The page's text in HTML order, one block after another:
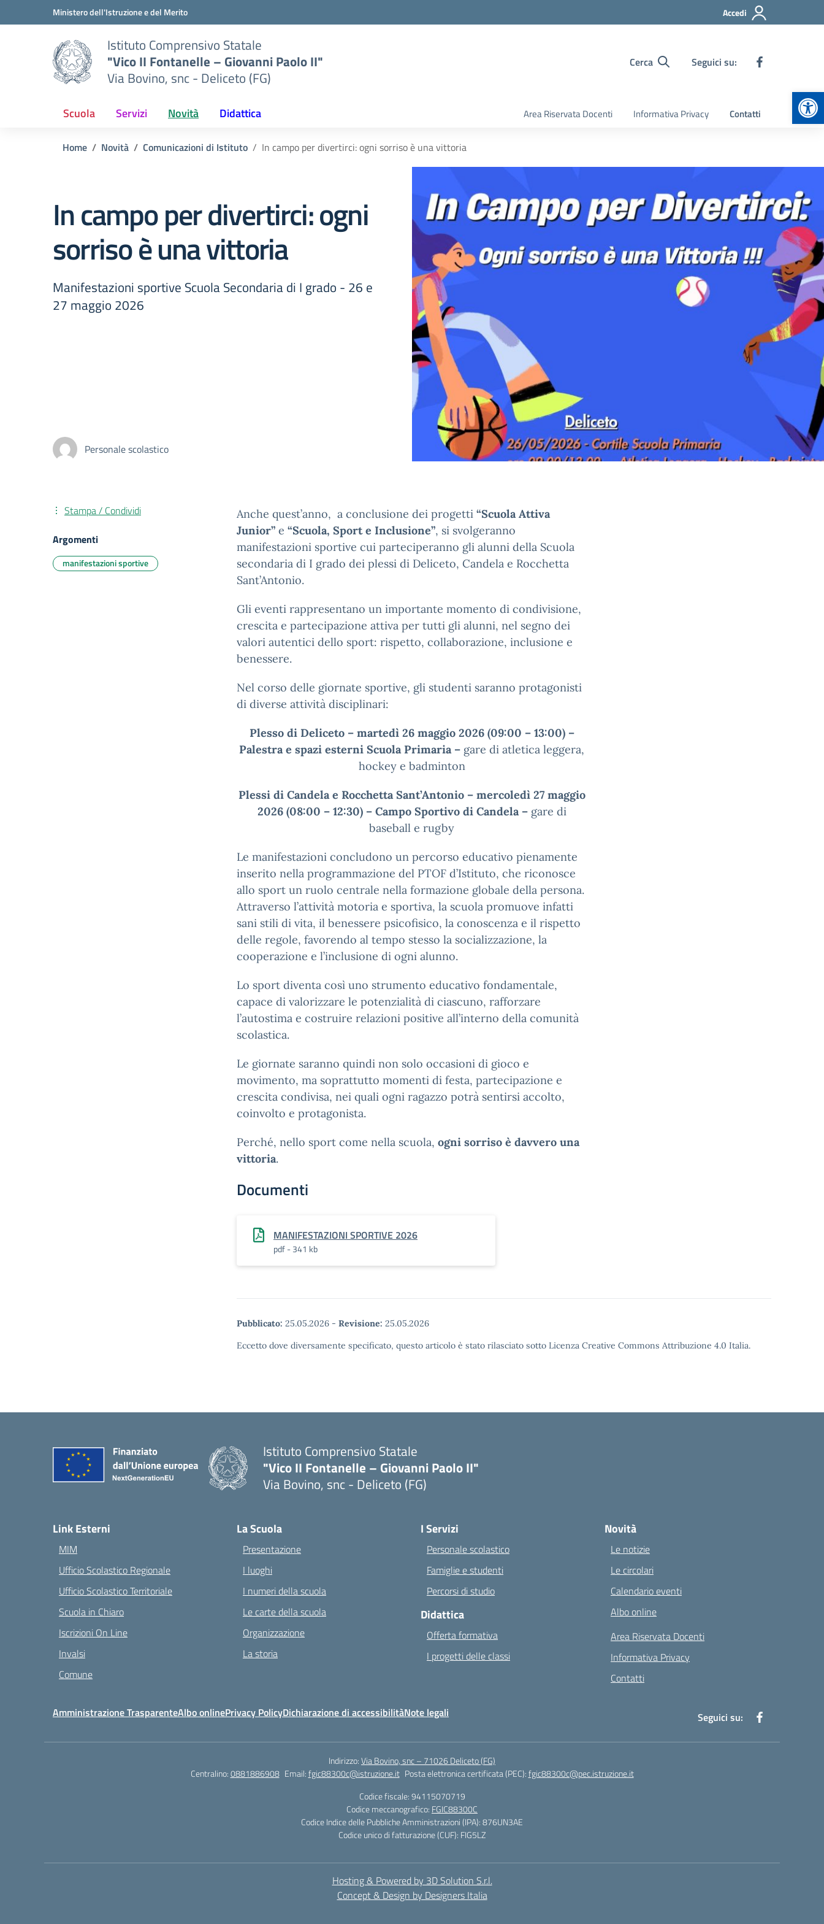
Vai ai contenuti
Vai al menu di navigazioneMinistero dell'Istruzione e del Merito Accedi
Istituto Comprensivo Statale
"Vico II Fontanelle – Giovanni Paolo II"
Via Bovino, snc - Deliceto (FG)
Cerca Seguici su:
Scuola Servizi Novità Didattica Area Riservata Docenti Informativa Privacy Contatti
Home Novità Comunicazioni di Istituto In campo per divertirci: ogni sorriso è una vittoria
In campo per divertirci: ogni
sorriso è una vittoria
Manifestazioni sportive Scuola Secondaria di I grado - 26 e
27 maggio 2026
Personale scolastico
Anche quest’anno, a conclusione dei progetti “Scuola Attiva
Junior” e “Scuola, Sport e Inclusione”, si svolgeranno
manifestazioni sportive cui parteciperanno gli alunni della Scuola
secondaria di I grado dei plessi di Deliceto, Candela e Rocchetta
Sant’Antonio.
Gli eventi rappresentano un importante momento di condivisione,
crescita e partecipazione attiva per tutti gli alunni, nel segno dei
valori autentici dello sport: rispetto, collaborazione, inclusione e
benessere.
Nel corso delle giornate sportive, gli studenti saranno protagonisti
di diverse attività disciplinari:
Plesso di Deliceto – martedì 26 maggio 2026 (09:00 – 13:00) –
Palestra e spazi esterni Scuola Primaria – gare di atletica leggera,
hockey e badminton
Plessi di Candela e Rocchetta Sant’Antonio – mercoledì 27 maggio
2026 (08:00 – 12:30) – Campo Sportivo di Candela – gare di
baseball e rugby
Le manifestazioni concludono un percorso educativo pienamente
inserito nella programmazione del PTOF d’Istituto, che riconosce
allo sport un ruolo centrale nella formazione globale della persona.
Attraverso l’attività motoria e sportiva, la scuola promuove infatti
sani stili di vita, il benessere psicofisico, la conoscenza e il rispetto
delle regole, favorendo al tempo stesso la socializzazione, la
cooperazione e l’inclusione di ogni alunno.
Lo sport diventa così uno strumento educativo fondamentale,
capace di valorizzare le potenzialità di ciascuno, rafforzare
l’autostima e costruire relazioni positive all’interno della comunità
scolastica.
Le giornate saranno quindi non solo occasioni di gioco e
movimento, ma soprattutto momenti di festa, partecipazione e
crescita condivisa, nei quali ogni ragazzo potrà sentirsi accolto,
coinvolto e protagonista.
Perché, nello sport come nella scuola, ogni sorriso è davvero una
vittoria.
Documenti
MANIFESTAZIONI SPORTIVE 2026
pdf - 341 kb
Pubblicato: 25.05.2026 - Revisione: 25.05.2026
Eccetto dove diversamente specificato, questo articolo è stato rilasciato sotto Licenza Creative Commons Attribuzione 4.0 Italia.
Stampa / Condividi
Argomenti
manifestazioni sportive
Istituto Comprensivo Statale
"Vico II Fontanelle – Giovanni Paolo II"
Via Bovino, snc - Deliceto (FG)
Link Esterni
MIM
Ufficio Scolastico Regionale
Ufficio Scolastico Territoriale
Scuola in Chiaro
Iscrizioni On Line
Invalsi
Comune
La Scuola
Presentazione
I luoghi
I numeri della scuola
Le carte della scuola
Organizzazione
La storia
I Servizi
Personale scolastico
Famiglie e studenti
Percorsi di studio
Didattica
Offerta formativa
I progetti delle classi
Novità
Le notizie
Le circolari
Calendario eventi
Albo online
Area Riservata Docenti
Informativa Privacy
Contatti
Amministrazione TrasparenteAlbo onlinePrivacy PolicyDichiarazione di accessibilitàNote legali Seguici su:
Indirizzo:Via Bovino, snc – 71026 Deliceto (FG)
Centralino:0881886908 Email:fgic88300c@istruzione.it Posta elettronica certificata (PEC):fgic88300c@pec.istruzione.it
Codice fiscale: 94115070719
Codice meccanografico: FGIC88300C
Codice Indice delle Pubbliche Amministrazioni (IPA): 876UN3AE
Codice unico di fatturazione (CUF): FIG5LZ
Hosting & Powered by 3D Solution S.r.l.
Concept & Design by Designers Italia